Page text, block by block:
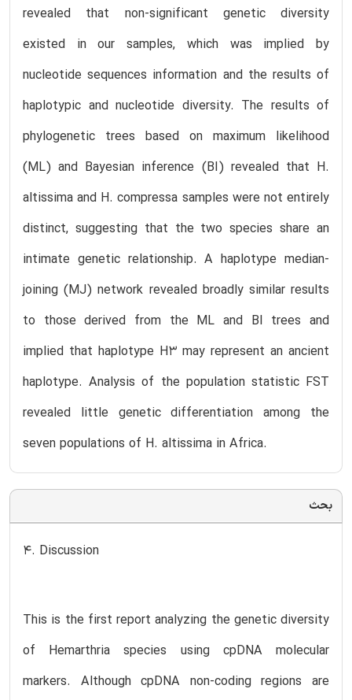
revealed that non-significant genetic diversity
existed in our samples, which was implied by
nucleotide sequences information and the results of
haplotypic and nucleotide diversity. The results of
phylogenetic trees based on maximum likelihood
(ML) and Bayesian inference (BI) revealed that H.
altissima and H. compressa samples were not entirely
distinct, suggesting that the two species share an
intimate genetic relationship. A haplotype median-
joining (MJ) network revealed broadly similar results
to those derived from the ML and BI trees and
implied that haplotype H3 may represent an ancient
haplotype. Analysis of the population statistic FST
revealed little genetic differentiation among the
seven populations of H. altissima in Africa.
بحث
4. Discussion
This is the first report analyzing the genetic diversity
of Hemarthria species using cpDNA molecular
markers. Although cpDNA non-coding regions are